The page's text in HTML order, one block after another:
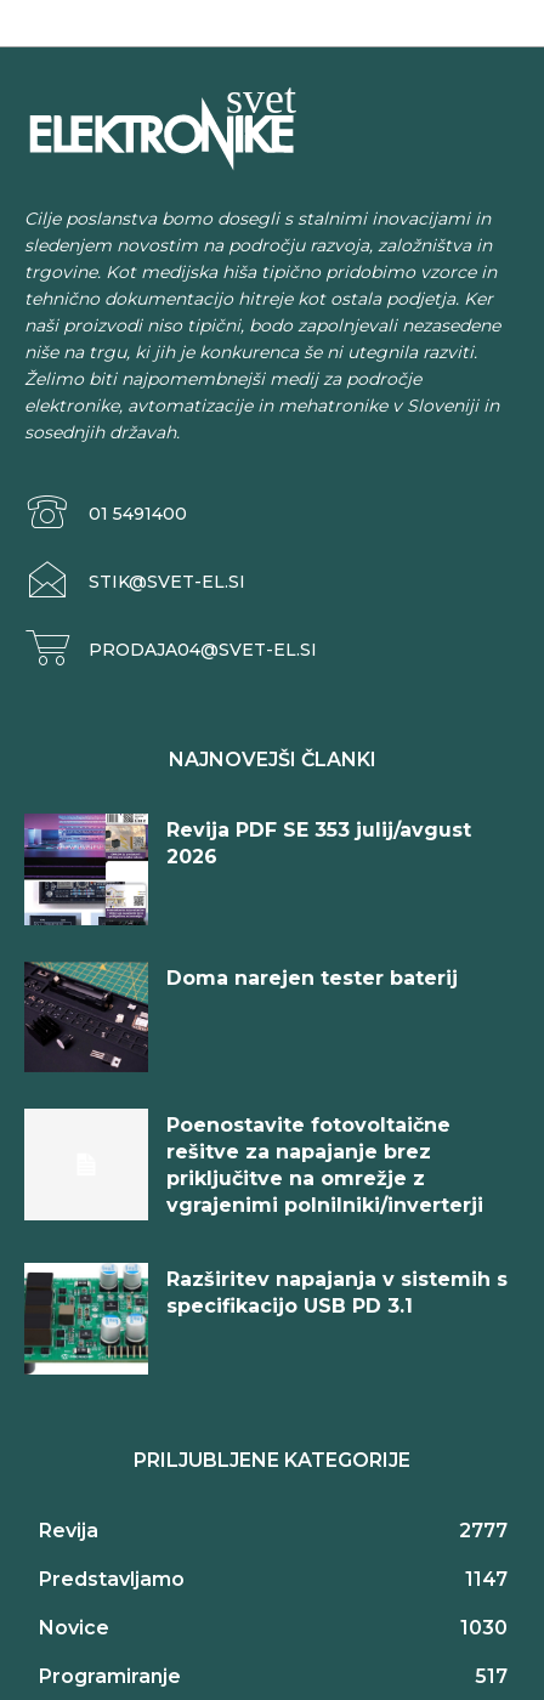
Cilje poslanstva bomo dosegli s stalnimi inovacijami in
sledenjem novostim na področju razvoja, založništva in
trgovine. Kot medijska hiša tipično pridobimo vzorce in
tehnično dokumentacijo hitreje kot ostala podjetja. Ker
naši proizvodi niso tipični, bodo zapolnjevali nezasedene
niše na trgu, ki jih je konkurenca še ni utegnila razviti.
Želimo biti najpomembnejši medij za področje
elektronike, avtomatizacije in mehatronike v Sloveniji in
sosednjih državah.
01 5491400
STIK@SVET-EL.SI
PRODAJA04@SVET-EL.SI
NAJNOVEJŠI ČLANKI
Revija PDF SE 353 julij/avgust
2026
Doma narejen tester baterij
Poenostavite fotovoltaične
rešitve za napajanje brez
priključitve na omrežje z
vgrajenimi polnilniki/inverterji
Razširitev napajanja v sistemih s
specifikacijo USB PD 3.1
PRILJUBLJENE KATEGORIJE
Revija 2777
Predstavljamo 1147
Novice 1030
Programiranje 517